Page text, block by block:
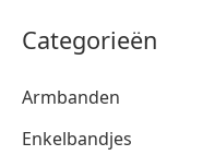
Categorieën
Armbanden
Enkelbandjes